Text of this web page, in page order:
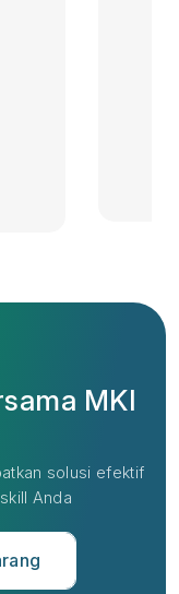
itu,
nyata yang
konsep
MKI
solusi efektif
Anda